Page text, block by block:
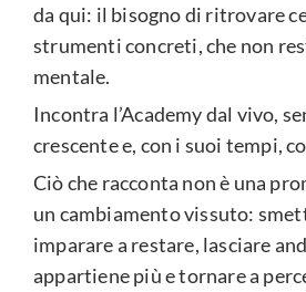
da qui: il bisogno di ritrovare
strumenti concreti, che non
mentale.
Incontra l’Academy dal vivo,
crescente e, con i suoi tempi,
Ciò che racconta non è una
un cambiamento vissuto:
imparare a restare, lasciare
appartiene più e tornare a